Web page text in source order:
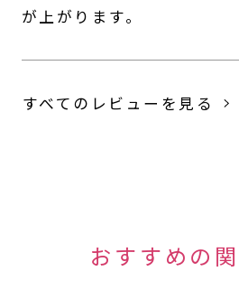
が上がります。
すべてのレビューを見る